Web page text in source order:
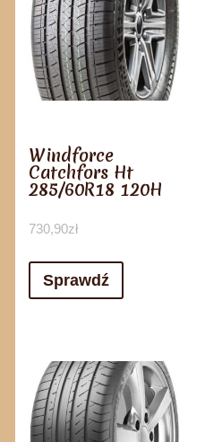
Windforce
Catchfors Ht
285/60R18 120H
730,90zł
Sprawdź